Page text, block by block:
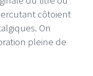
côtoient
On
pleine de